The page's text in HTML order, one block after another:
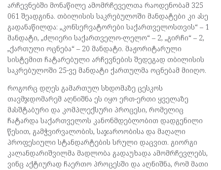
არჩევნებში მონაწილე ამომრჩეველთა რაოდენობამ 325
061 შეადგინა. თბილისის საკრებულოში მანდატები კი ასე
გადანაწილდა: „კონსერვატორები საქართველოსთვის“ – 1
მანდატი, „ძლიერი საქართველო-ლელო“ – 2, „გირჩი“ – 2,
„ქართული ოცნება“ – 20 მანდატი. მაჟორიტარული
სისტემით ჩატარებული არჩევნების შედეგად თბილისის
საკრებულოში 25-ვე მანდატი ქართულმა ოცნებამ მიიღო.
როგორც დღეს გამართულ სხდომაზე ცესკოს
თავმჯდომარემ აღნიშნა ეს იყო ერთ-ერთი ყველაზე
მასშტაბური და კომპლექსური პროცესი, რომელიც
ჩატარდა საქართველოს კანონმდებლობით დადგენილი
წესით, გამჭვირვალობის, საჯაროობისა და მაღალი
პროფესიული სტანდარტების სრული დაცვით. გიორგი
კალანდარიშვილმა მადლობა გადაუხადა ამომრჩევლებს,
ვინც აქტიურად ჩაერთო პროცესში და აღნიშნა, რომ მათი